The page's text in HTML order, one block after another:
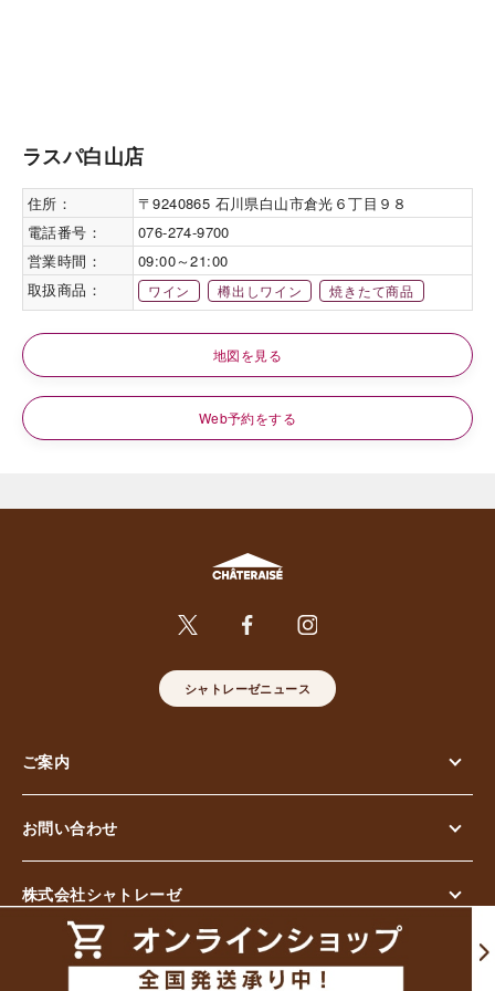
ラスパ白山店
住所：
〒9240865 石川県白山市倉光６丁目９８
電話番号：
076-274-9700
営業時間：
09:00～21:00
取扱商品：
ワイン 樽出しワイン 焼きたて商品
地図を見る
Web予約をする
シャトレーゼニュース
ご案内
お問い合わせ
株式会社シャトレーゼ
© Chateraise Co.,Ltd. All Rights Reserved.